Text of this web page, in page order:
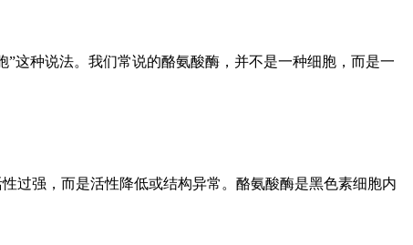
这种说法。我们常说的酪氨酸酶，并不是一种细胞，而是一
过强，而是活性降低或结构异常。酪氨酸酶是黑色素细胞内